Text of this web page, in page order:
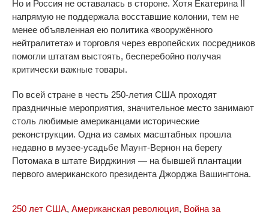
Но и Россия не оставалась в стороне. Хотя Екатерина II
напрямую не поддержала восставшие колонии, тем не
менее объявленная ею политика «вооружённого
нейтралитета» и торговля через европейских посредников
помогли штатам выстоять, бесперебойно получая
критически важные товары.
По всей стране в честь 250-летия США проходят
праздничные мероприятия, значительное место занимают
столь любимые американцами исторические
реконструкции. Одна из самых масштабных прошла
недавно в музее-усадьбе Маунт-Вернон на берегу
Потомака в штате Вирджиния — на бывшей плантации
первого американского президента Джорджа Вашингтона.
250 лет США, Американская революция, Война за